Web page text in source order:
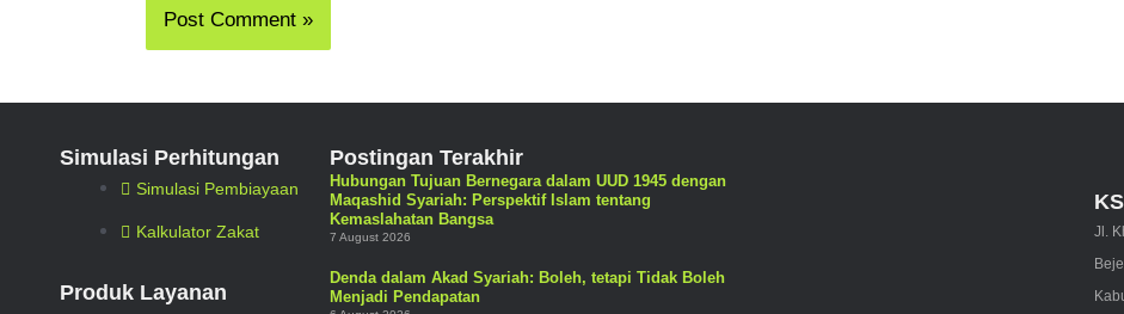
Simulasi Perhitungan
Simulasi Pembiayaan
Kalkulator Zakat
Produk Layanan
Postingan Terakhir
Hubungan Tujuan Bernegara dalam UUD 1945 dengan
Maqashid Syariah: Perspektif Islam tentang
Kemaslahatan Bangsa
7 August 2026
Denda dalam Akad Syariah: Boleh, tetapi Tidak Boleh
Menjadi Pendapatan
Jl.